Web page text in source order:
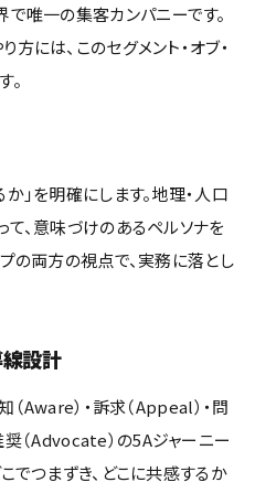
で唯一の集客カンパニーです。
には、このセグメント・オブ・
。
」を明確にします。地理・人口
、意味づけのあるペルソナを
の両方の視点で、実務に落とし
設計
Aware）・訴求（Appeal）・問
奨（Advocate）の5Aジャーニー
でつまずき、どこに共感するか